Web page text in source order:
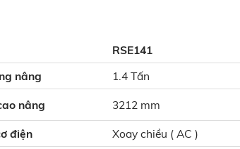
RSE141
nâng 1.4 Tấn
nâng 3212 mm
điện Xoay chiều ( AC )